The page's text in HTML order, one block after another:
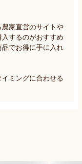
家直営のサイトや
入するのがおすすめ
でお得に手に入れ
ミングに合わせる